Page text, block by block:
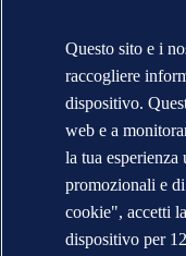
Questo sito e i
raccogliere
dispositivo.
web e a
la tua esperienza
promozionali e
cookie", accetti
dispositivo per